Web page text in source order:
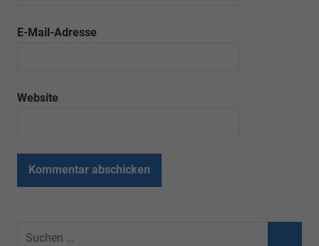
E-Mail-Adresse
Website